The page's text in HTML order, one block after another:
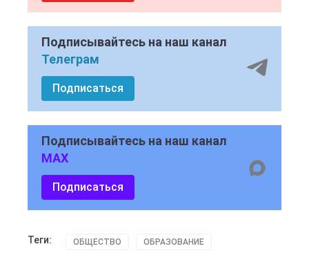
Подписывайтесь на наш канал
Телеграм
Подписаться
Подписывайтесь на наш канал
MAX
Подписаться
Теги: ОБЩЕСТВО ОБРАЗОВАНИЕ